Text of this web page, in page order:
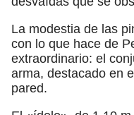
La modestia de las
con lo que hace de
extraordinario: el
arma, destacado en
pared.